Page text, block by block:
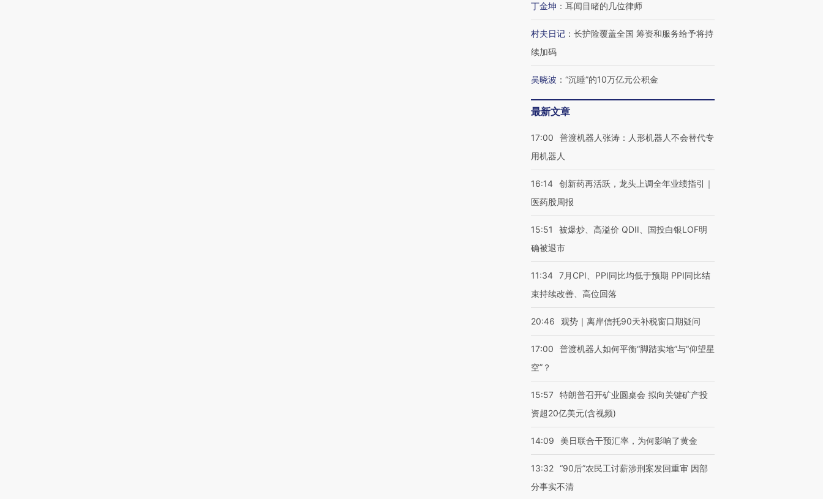
丁金坤 ： 耳闻目睹的几位律师
村夫日记 ： 长护险覆盖全国 筹资和服务给予将持
续加码
吴晓波 ： “沉睡”的10万亿元公积金
最新文章
17:00
普渡机器人张涛：人形机器人不会替代专
用机器人
16:14 创新药再活跃，龙头上调全年业绩指引｜
医药股周报
15:51
被爆炒、高溢价 QDII、国投白银LOF明
确被退市
11:34 7月CPI、PPI同比均低于预期 PPI同比结
束持续改善、高位回落
20:46 观势｜离岸信托90天补税窗口期疑问
17:00
普渡机器人如何平衡“脚踏实地”与“仰望星
空”？
15:57 特朗普召开矿业圆桌会 拟向关键矿产投
资超20亿美元(含视频)
14:09 美日联合干预汇率，为何影响了黄金
13:32 “90后”农民工讨薪涉刑案发回重审 因部
分事实不清